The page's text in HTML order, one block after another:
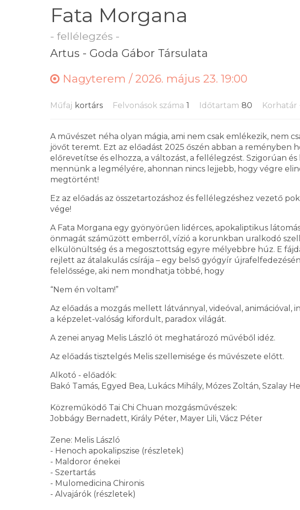
Fata Morgana
- fellélegzés -
Artus - Goda Gábor Társulata
Nagyterem / 2026. május 23. 19:00
Műfaj kortárs Felvonások száma 1 Időtartam 80 Korhatár
A művészet néha olyan mágia, ami nem csak emlékezik, nem
jövőt teremt. Ezt az előadást 2025 őszén abban a reményben
előrevetítse és elhozza, a változást, a fellélegzést. Szigorúan
mennünk a legmélyére, ahonnan nincs lejjebb, hogy végre
megtörtént!
Ez az előadás az összetartozáshoz és fellélegzéshez vezető
vége!
A Fata Morgana egy gyönyörűen lidérces, apokaliptikus
önmagát száműzött emberről, vízió a korunkban uralkodó
elkülönültség és a megosztottság egyre mélyebbre húz. E
rejlett az átalakulás csírája – egy belső gyógyír
felelőssége, aki nem mondhatja többé, hogy
“Nem én voltam!”
Az előadás a mozgás mellett látvánnyal, videóval, animációval,
a képzelet-valóság kifordult, paradox világát.
A zenei anyag Melis László öt meghatározó művéből idéz.
Az előadás tisztelgés Melis szellemisége és művészete előtt.
Alkotó - előadók:
Bakó Tamás, Egyed Bea, Lukács Mihály, Mózes Zoltán, Szalay
Közreműködő Tai Chi Chuan mozgásművészek:
Jobbágy Bernadett, Király Péter, Mayer Lili, Vácz Péter
Zene: Melis László
- Henoch apokalipszise (részletek)
- Maldoror énekei
- Szertartás
- Mulomedicina Chironis
- Alvajárók (részletek)